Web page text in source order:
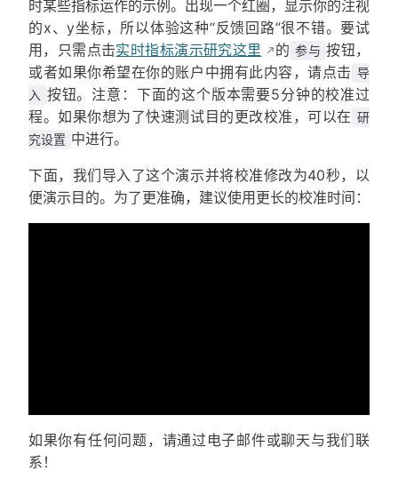
时某些指标运作的示例。出现一个红圈，显示你的注视
的x、y坐标，所以体验这种“反馈回路”很不错。要试
用，只需点击实时指标演示研究这里 的 参与 按钮，
或者如果你希望在你的账户中拥有此内容，请点击 导
入 按钮。注意：下面的这个版本需要5分钟的校准过
程。如果你想为了快速测试目的更改校准，可以在 研
究设置 中进行。
下面，我们导入了这个演示并将校准修改为40秒，以
便演示目的。为了更准确，建议使用更长的校准时间：
如果你有任何问题，请通过电子邮件或聊天与我们联
系！